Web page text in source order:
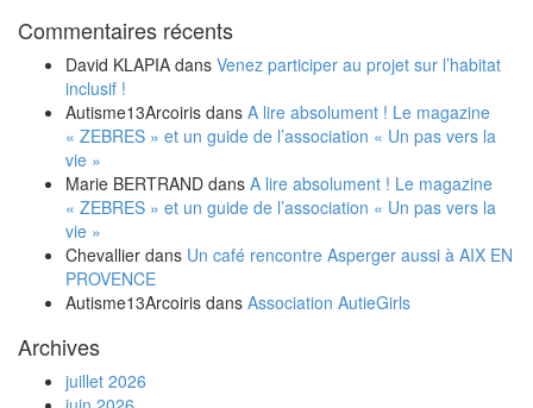
Commentaires récents
David KLAPIA dans Venez participer au projet sur l’habitat
inclusif !
Autisme13Arcoiris dans A lire absolument ! Le magazine
« ZEBRES » et un guide de l’association « Un pas vers la
vie »
Marie BERTRAND dans A lire absolument ! Le magazine
« ZEBRES » et un guide de l’association « Un pas vers la
vie »
Chevallier dans Un café rencontre Asperger aussi à AIX EN
PROVENCE
Autisme13Arcoiris dans Association AutieGirls
Archives
juillet 2026